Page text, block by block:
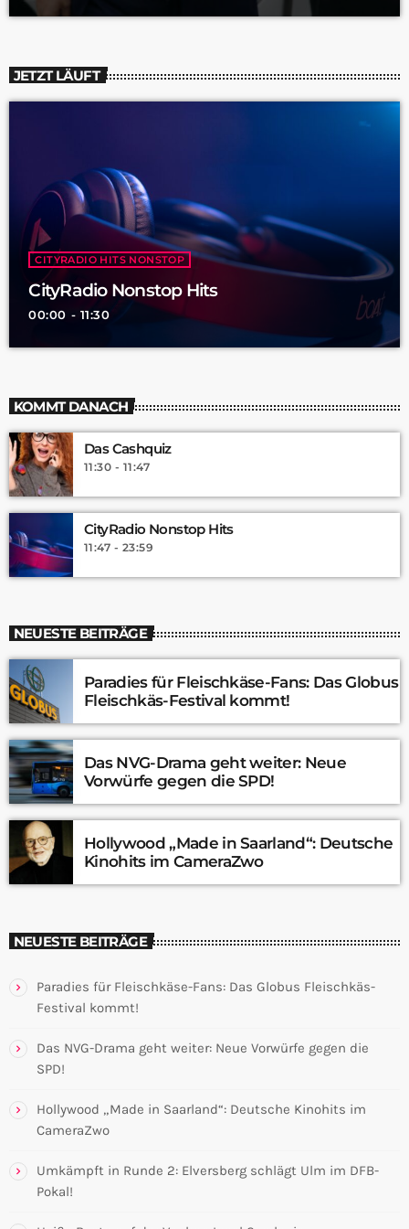
JETZT LÄUFT
CITYRADIO HITS NONSTOP
CityRadio Nonstop Hits
00:00 - 11:30
KOMMT DANACH
Das Cashquiz
11:30 - 11:47
CityRadio Nonstop Hits
11:47 - 23:59
NEUESTE BEITRÄGE
Paradies für Fleischkäse-Fans: Das Globus
Fleischkäs-Festival kommt!
Das NVG-Drama geht weiter: Neue
Vorwürfe gegen die SPD!
Hollywood „Made in Saarland“: Deutsche
Kinohits im CameraZwo
NEUESTE BEITRÄGE
Paradies für Fleischkäse-Fans: Das Globus Fleischkäs-
Festival kommt!
Das NVG-Drama geht weiter: Neue Vorwürfe gegen die
SPD!
Hollywood „Made in Saarland“: Deutsche Kinohits im
CameraZwo
Umkämpft in Runde 2: Elversberg schlägt Ulm im DFB-
Pokal!